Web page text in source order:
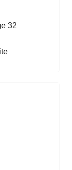
32